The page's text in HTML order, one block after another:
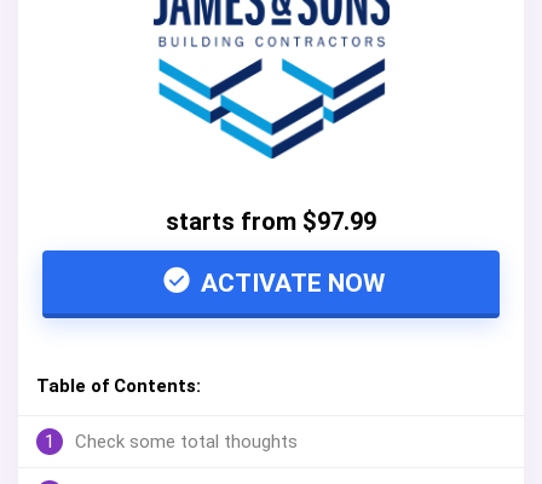
starts from $97.99
ACTIVATE NOW
Table of Contents:
1 Check some total thoughts